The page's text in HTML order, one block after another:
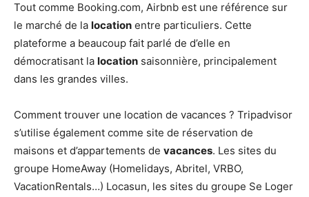
Tout comme Booking.com, Airbnb est une référence sur
le marché de la location entre particuliers. Cette
plateforme a beaucoup fait parlé de d’elle en
démocratisant la location saisonnière, principalement
dans les grandes villes.
Comment trouver une location de vacances ? Tripadvisor
s’utilise également comme site de réservation de
maisons et d’appartements de vacances. Les sites du
groupe HomeAway (Homelidays, Abritel, VRBO,
VacationRentals…) Locasun, les sites du groupe Se Loger